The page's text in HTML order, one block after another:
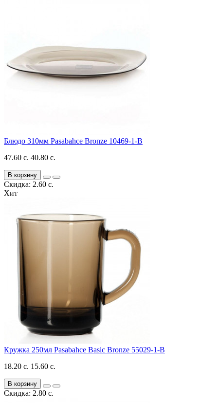
Блюдо 310мм Pasabahce Bronze 10469-1-B
47.60 с. 40.80 с.
В корзину
Скидка: 2.60 с.
Хит
Кружка 250мл Pasabahce Basic Bronze 55029-1-B
18.20 с. 15.60 с.
В корзину
Скидка: 2.80 с.